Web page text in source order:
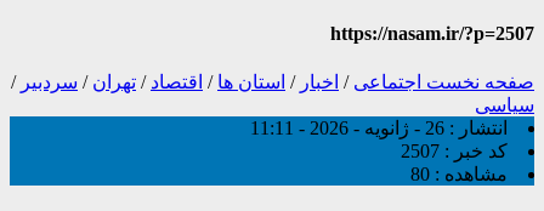
https://nasam.ir/?p=2507
صفحه نخست اجتماعی / اخبار / استان ها / اقتصاد / تهران / سردبیر /
سیاسی
انتشار : 26 - ژانویه - 2026 - 11:11
کد خبر : 2507
مشاهده : 80